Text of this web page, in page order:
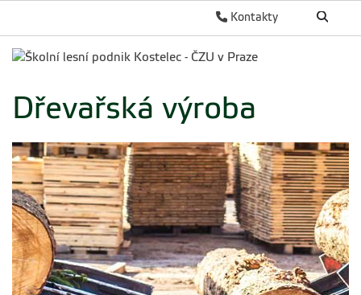
Kontakty
Dřevařská výroba